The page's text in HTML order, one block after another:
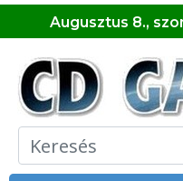
Augusztus 8.,